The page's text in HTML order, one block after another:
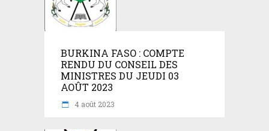
BURKINA FASO : COMPTE
RENDU DU CONSEIL DES
MINISTRES DU JEUDI 03
AOÛT 2023
4 août 2023